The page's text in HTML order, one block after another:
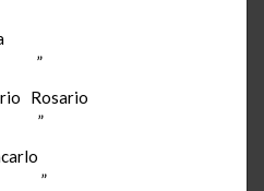
”
Rosario
”
”